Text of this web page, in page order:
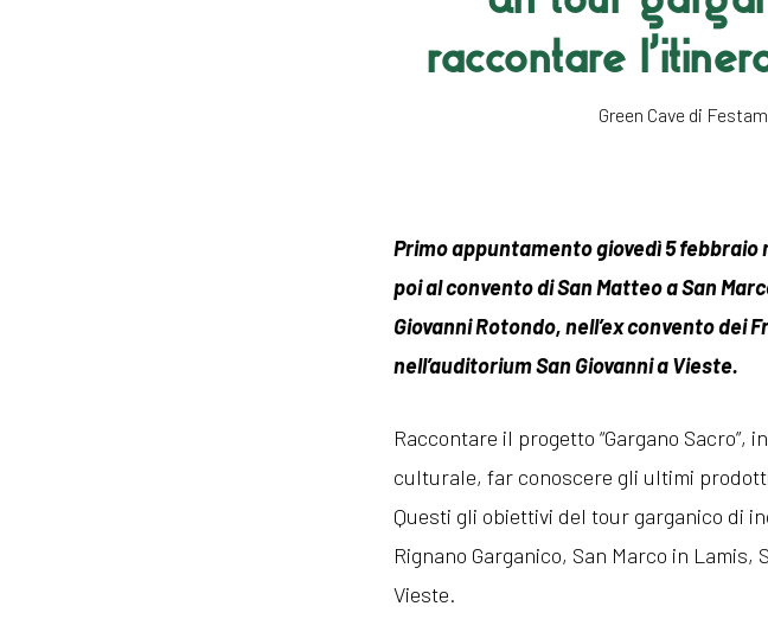
raccontare
Green Cave di
Primo appuntamento giovedì 5
poi al convento di San Matteo a San
Giovanni Rotondo, nell’ex convento dei
nell’auditorium San Giovanni a Vieste.
Raccontare il progetto “Gargano
culturale, far conoscere gli ultimi
Questi gli obiettivi del tour garganico di
Rignano Garganico, San Marco in Lamis,
Vieste.